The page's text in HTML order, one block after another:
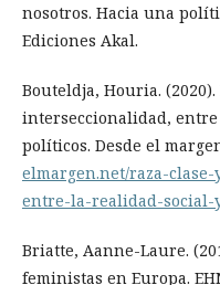
nosotros. Hacia una
Ediciones Akal.
Bouteldja, Houria. (2020).
interseccionalidad,
políticos. Desde el
elmargen.net/raza-
entre-la-realidad-
Briatte, Aanne-Laure.
feministas en Europa.